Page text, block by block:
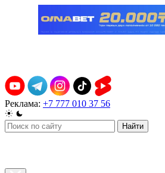
Реклама: +7 777 010 37 56
Найти